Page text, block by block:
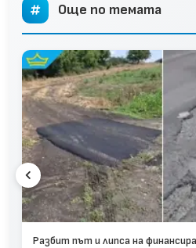
Още по темата
Разбит път и липса на